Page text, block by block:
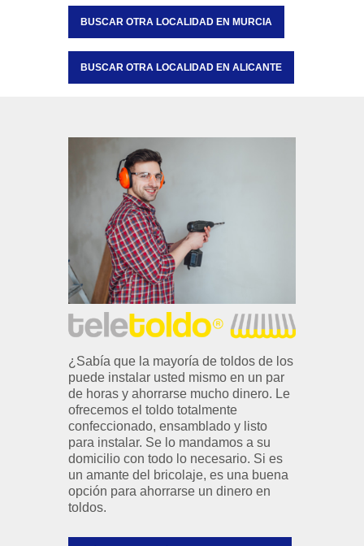
BUSCAR OTRA LOCALIDAD EN MURCIA
BUSCAR OTRA LOCALIDAD EN ALICANTE
¿Sabía que la mayoría de toldos de los
puede instalar usted mismo en un par
de horas y ahorrarse mucho dinero. Le
ofrecemos el toldo totalmente
confeccionado, ensamblado y listo
para instalar. Se lo mandamos a su
domicilio con todo lo necesario. Si es
un amante del bricolaje, es una buena
opción para ahorrarse un dinero en
toldos.